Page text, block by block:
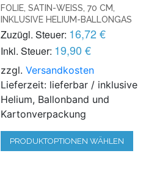
FOLIE, SATIN-WEISS, 70 CM,
INKLUSIVE HELIUM-BALLONGAS
Zuzügl. Steuer: 16,72 €
Inkl. Steuer: 19,90 €
zzgl.Versandkosten
Lieferzeit: lieferbar / inklusive
Helium, Ballonband und
Kartonverpackung
PRODUKTOPTIONEN WÄHLEN